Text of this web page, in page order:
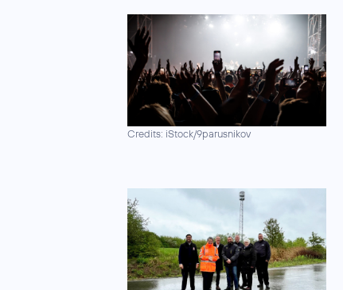
Credits: iStock/9parusnikov